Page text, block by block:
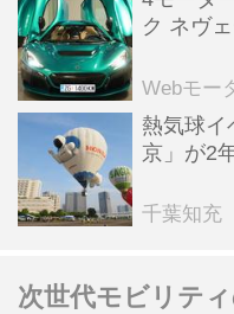
ク ネヴ
全版／
Webモー
熱気球イ
京」が2
ンテンツ
千葉知充
次世代モビリテ